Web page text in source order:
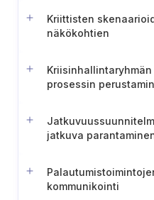
Kriittisten
näkökohtien
prosessin
jatkuva
kommunikointi